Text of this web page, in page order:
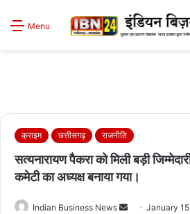
Menu
क्राइम छत्तीसगढ़ राजनीति
सत्यनारायण पैकरा को मिली बड़ी
कमेटी का अध्यक्ष बनाया गया।
Indian Business News
Send January